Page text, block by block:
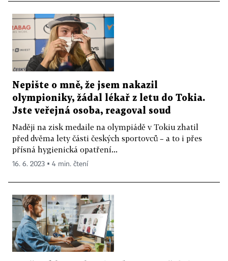
Nepište o mně, že jsem nakazil
olympioniky, žádal lékař z letu do Tokia.
Jste veřejná osoba, reagoval soud
Naději na zisk medaile na olympiádě v Tokiu zhatil
před dvěma lety části českých sportovců – a to i přes
přísná hygienická opatření...
16. 6. 2023 ▪ 4 min. čtení